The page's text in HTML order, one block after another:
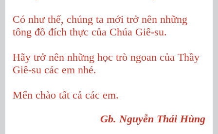
Có như thế, chúng ta mới trở nên những
tông đồ đích thực của Chúa Giê-su.
Hãy trở nên những học trò ngoan của Thầy
Giê-su các em nhé.
Mến chào tất cả các em.
Gb. Nguyễn Thái Hùng